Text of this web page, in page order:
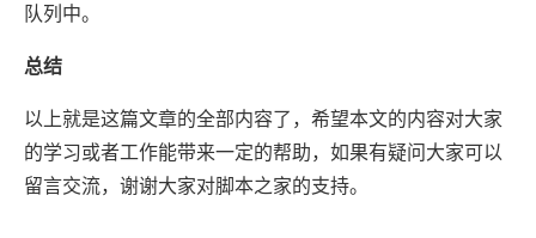
队列中。
总结
以上就是这篇文章的全部内容了，希望本文的内容对大家
的学习或者工作能带来一定的帮助，如果有疑问大家可以
留言交流，谢谢大家对脚本之家的支持。